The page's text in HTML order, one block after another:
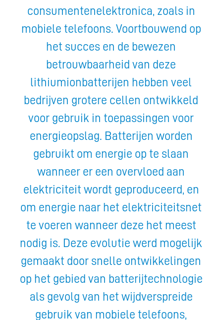
consumentenelektronica, zoals in
mobiele telefoons. Voortbouwend op
het succes en de bewezen
betrouwbaarheid van deze
lithiumionbatterijen hebben veel
bedrijven grotere cellen ontwikkeld
voor gebruik in toepassingen voor
energieopslag. Batterijen worden
gebruikt om energie op te slaan
wanneer er een overvloed aan
elektriciteit wordt geproduceerd, en
om energie naar het elektriciteitsnet
te voeren wanneer deze het meest
nodig is. Deze evolutie werd mogelijk
gemaakt door snelle ontwikkelingen
op het gebied van batterijtechnologie
als gevolg van het wijdverspreide
gebruik van mobiele telefoons,